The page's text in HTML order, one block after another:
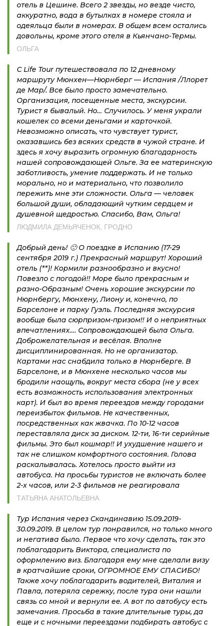
отель в Цешине. Всего 2 звезды, но везде чисто,
аккуратно, вода в бутылках в номере стояла и
одеяльца были в номерах. В общем всем остались
довольны, кроме этого отеля в Кьянчано-Термы.
ОЛЬГА
С Life Tour путешествовала по 12 дневному
маршруту Мюнхен—Нюрнберг — Испания /Ллорет
де Мар/. Все было просто замечательно.
Организация, посещенные места, экскурсии.
Турист я бывалый. Но… Случилось. У меня украли
кошелек со всеми деньгами и карточкой.
Невозможно описать, что чувствует турист,
оказавшись без всяких средств в чужой стране. И
здесь я хочу выразить огромную благодарность
нашей сопровождающей Ольге. За ее материнскую
заботливость, умение поддержать. И не только
морально, но и материально, что позволило
пережить мне эти сложности. Ольга — человек
большой души, обладающий чутким сердцем и
душевной щедростью. Спасибо, Вам, Ольга!
ЛЮДМИЛА ДЕМЬЯЧЕНОК, ГРОДНО
Добрый день! 🙂 О поездке в Испанию (17-29
сентября 2019 г.) Прекрасный маршрут! Хороший
отель (**)! Кормили разнообразно и вкусно!
Повезло с погодой!! Море было прекрасным и
разно-Образным! Очень хорошие экскурсии по
Нюрнбергу, Мюнхену, Лиону и, конечно, по
Барселоне и парку Гуэль. Последняя экскурсия
вообще была сюрпризом-призом!! И о неприятных
впечатлениях…. Сопровождающей была Ольга.
Доброжелательная и весёлая. Вполне
дисциплинированная. Но не организатор.
Картами нас снабдила только в Нюрнберге. В
Барселоне, и в Мюнхене несколько часов мы
бродили наощупь, вокруг места сбора (не у всех
есть возможность использования электронных
карт). И был во время переездов между городами
переизбыток фильмов. Не качественных,
посредственных как жвачка. По 10-12 часов
переставляла диск за диском. 12-ти, 16-ти серийные
фильмы. Это был кошмар!! И ухудшение нашего и
так не слишком комфортного состояния. Голова
раскалывалась. Хотелось просто выйти из
автобуса. На просьбы туристов не включать более
2-х часов, или 2-3 фильмов не реагировала
ТАТЬЯНА АНАТОЛЬЕВНА
Тур Испания через Скандинавию 15.09.2019-
30.09.2019. В целом тур понравился, но только много
и негатива было. Первое что хочу сделать, так это
поблагодарить Виктора, специалиста по
оформлению виз. Благодаря ему мне сделали визу
в кратчайшие сроки, ОГРОМНОЕ ЕМУ СПАСИБО!
Также хочу поблагодарить водителей, Виталия и
Павла, потеряла сережку, после тура они нашли
связь со мной и вернули ее. А вот по автобусу есть
замечания. Просьба в такие длительные туры, да
еще и с ночными переездами подбирать автобус с